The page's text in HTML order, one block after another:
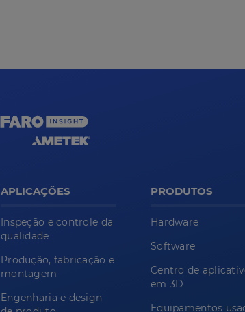
APLICAÇÕES
Inspeção e controle da
qualidade
Produção, fabricação e
montagem
Engenharia e design
PRODUTOS
Hardware
Software
Centro de
em 3D
Equipamentos